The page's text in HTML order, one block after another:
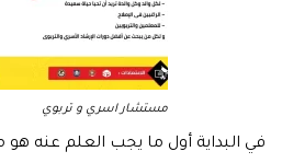
مستشار اسري و تربوي
في البداية أول ما يجب العلم عنه هو